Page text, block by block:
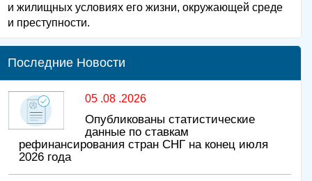
и жилищных условиях его жизни, окружающей среде
и преступности.
Последние Новости
05 .08 .2026
Опубликованы статистические
данные по ставкам
рефинансирования стран СНГ на конец июля
2026 года